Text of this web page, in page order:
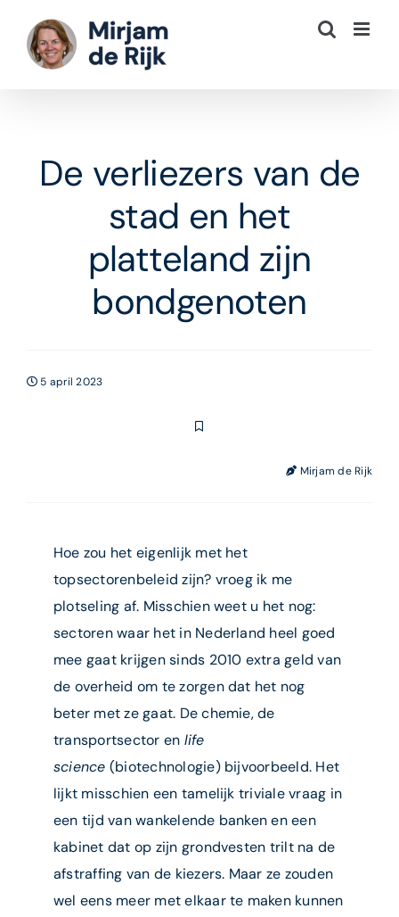
naar
inhoud
De verliezers van de
stad en het
platteland zijn
bondgenoten
5 april 2023
Mirjam de Rijk
Hoe zou het eigenlijk met het
topsectorenbeleid zijn? vroeg ik me
plotseling af. Misschien weet u het nog:
sectoren waar het in Nederland heel goed
mee gaat krijgen sinds 2010 extra geld van
de overheid om te zorgen dat het nog
beter met ze gaat. De chemie, de
transportsector en life
science (biotechnologie) bijvoorbeeld. Het
lijkt misschien een tamelijk triviale vraag in
een tijd van wankelende banken en een
kabinet dat op zijn grondvesten trilt na de
afstraffing van de kiezers. Maar ze zouden
wel eens meer met elkaar te maken kunnen